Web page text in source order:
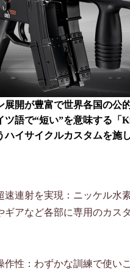
展開が豊富で世界各国の公
ツ語で“短い”を意味する「
ハイサイクルカスタムを施
連射を実現：ニッケル水
ギアなど各部に専用のカス
性：わずかな訓練で使い